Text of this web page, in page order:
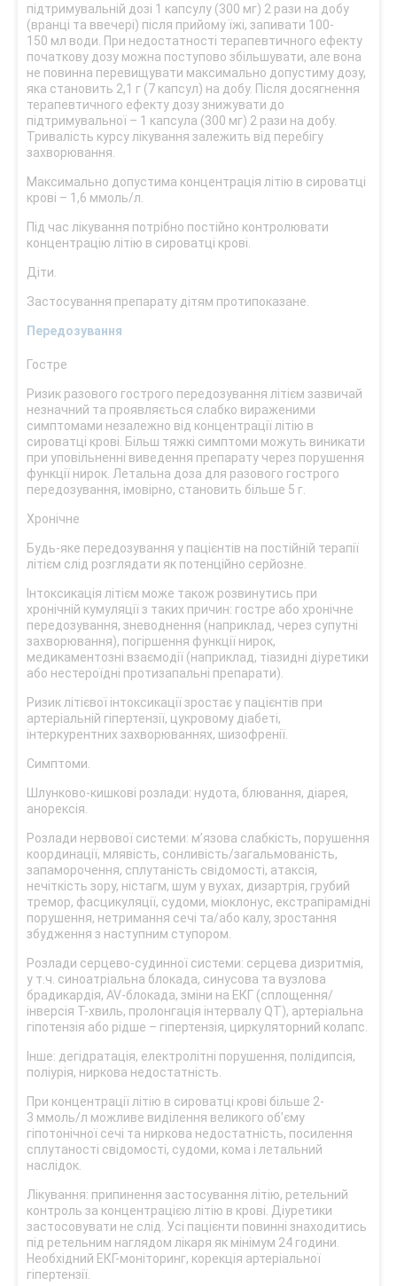
підтримувальній дозі 1 капсулу (300 мг) 2 рази на добу
(вранці та ввечері) після прийому їжі, запивати 100-
150 мл води. При недостатності терапевтичного ефекту
початкову дозу можна поступово збільшувати, але вона
не повинна перевищувати максимально допустиму дозу,
яка становить 2,1 г (7 капсул) на добу. Після досягнення
терапевтичного ефекту дозу знижувати до
підтримувальної – 1 капсула (300 мг) 2 рази на добу.
Тривалість курсу лікування залежить від перебігу
захворювання.
Максимально допустима концентрація літію в сироватці
крові – 1,6 ммоль/л.
Під час лікування потрібно постійно контролювати
концентрацію літію в сироватці крові.
Діти.
Застосування препарату дітям протипоказане.
Передозування
Гостре
Ризик разового гострого передозування літієм зазвичай
незначний та проявляється слабко вираженими
симптомами незалежно від концентрації літію в
сироватці крові. Більш тяжкі симптоми можуть виникати
при уповільненні виведення препарату через порушення
функції нирок. Летальна доза для разового гострого
передозування, імовірно, становить більше 5 г.
Хронічне
Будь-яке передозування у пацієнтів на постійній терапії
літієм слід розглядати як потенційно серйозне.
Інтоксикація літієм може також розвинутись при
хронічній кумуляції з таких причин: гостре або хронічне
передозування, зневоднення (наприклад, через супутні
захворювання), погіршення функції нирок,
медикаментозні взаємодії (наприклад, тіазидні діуретики
або нестероїдні протизапальні препарати).
Ризик літієвої інтоксикації зростає у пацієнтів при
артеріальній гіпертензії, цукровому діабеті,
інтеркурентних захворюваннях, шизофренії.
Симптоми.
Шлунково-кишкові розлади: нудота, блювання, діарея,
анорексія.
Розлади нервової системи: мʼязова слабкість, порушення
координації, млявість, сонливість/загальмованість,
запаморочення, сплутаність свідомості, атаксія,
нечіткість зору, ністагм, шум у вухах, дизартрія, грубий
тремор, фасцикуляції, судоми, міоклонус, екстрапірамідні
порушення, нетримання сечі та/або калу, зростання
збудження з наступним ступором.
Розлади серцево-судинної системи: серцева дизритмія,
у т.ч. синоатріальна блокада, синусова та вузлова
брадикардія, AV-блокада, зміни на ЕКГ (сплощення/
інверсія T-хвиль, пролонгація інтервалу QT), артеріальна
гіпотензія або рідше – гіпертензія, циркуляторний колапс.
Інше: дегідратація, електролітні порушення, полідипсія,
поліурія, ниркова недостатність.
При концентрації літію в сироватці крові більше 2-
3 ммоль/л можливе виділення великого обʼєму
гіпотонічної сечі та ниркова недостатність, посилення
сплутаності свідомості, судоми, кома і летальний
наслідок.
Лікування: припинення застосування літію, ретельний
контроль за концентрацією літію в крові. Діуретики
застосовувати не слід. Усі пацієнти повинні знаходитись
під ретельним наглядом лікаря як мінімум 24 години.
Необхідний ЕКГ-моніторинг, корекція артеріальної
гіпертензії.